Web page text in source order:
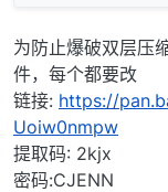
为防止爆破双层压
件，每个都要改
链接: https://
Uoiw0nmpw
提取码: 2kjx
密码:CJENN